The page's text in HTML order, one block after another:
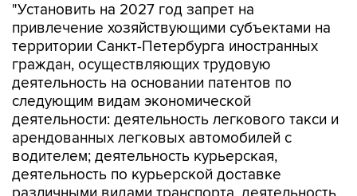
"Установить на 2027 год запрет на
привлечение хозяйствующими субъектами на
территории Санкт-Петербурга иностранных
граждан, осуществляющих трудовую
деятельность на основании патентов по
следующим видам экономической
деятельности: деятельность легкового такси и
арендованных легковых автомобилей с
водителем; деятельность курьерская,
деятельность по курьерской доставке